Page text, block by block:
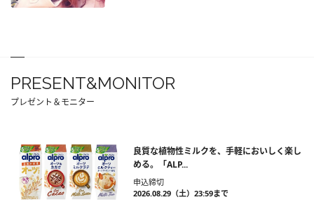
PRESENT&MONITOR
プレゼント＆モニター
良質な植物性ミルクを、手軽においしく楽し
める。「ALP...
申込締切
2026.08.29（土）23:59まで